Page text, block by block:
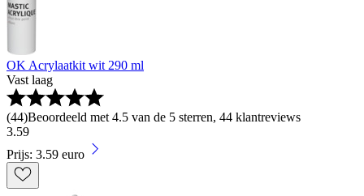
OK Acrylaatkit wit 290 ml
Vast laag
(44)Beoordeeld met 4.5 van de 5 sterren, 44 klantreviews
3.59
Prijs: 3.59 euro